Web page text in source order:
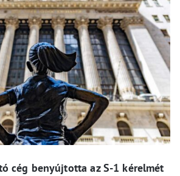
cég benyújtotta az S-1 kérelmét